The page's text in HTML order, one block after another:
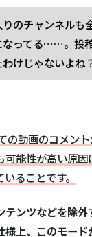
のチャンネルも
なってる……。投
けじゃないよね
の動画のコメン
可能性が高い原因
ることです。
テンツなどを除外
様上、このモード